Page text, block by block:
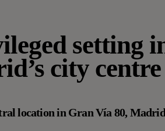
setting
city centre
location in Gran Vía 80,